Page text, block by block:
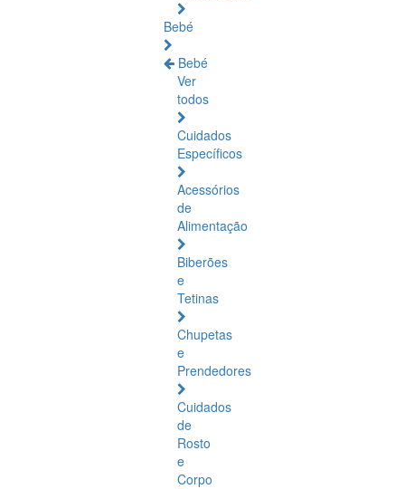
Bebé
Bebé
Ver
todos
Cuidados
Específicos
Acessórios
de
Alimentação
Biberões
e
Tetinas
Chupetas
e
Prendedores
Cuidados
de
Rosto
e
Corpo